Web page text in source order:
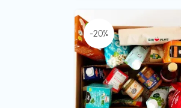
-20%